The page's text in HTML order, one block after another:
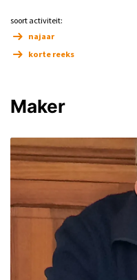
soort activiteit:
najaar
korte reeks
Maker